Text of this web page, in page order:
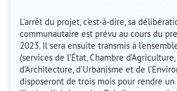
L’arrêt du projet, c’est-à-dire, sa
communautaire est prévu au cours du
2023. Il sera ensuite transmis à
(services de l’État, Chambre
d’Architecture, d’Urbanisme et de
disposeront de trois mois pour rendre un